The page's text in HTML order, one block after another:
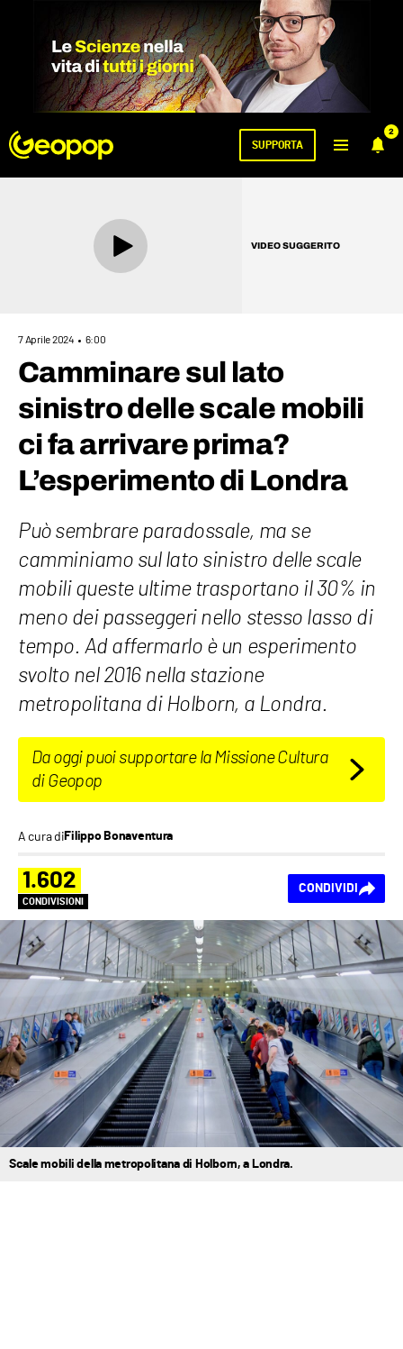
2
SUPPORTA
VIDEO SUGGERITO
7 Aprile 2024 6:00
Camminare sul lato
sinistro delle scale mobili
ci fa arrivare prima?
L’esperimento di Londra
Può sembrare paradossale, ma se
camminiamo sul lato sinistro delle scale
mobili queste ultime trasportano il 30% in
meno dei passeggeri nello stesso lasso di
tempo. Ad affermarlo è un esperimento
svolto nel 2016 nella stazione
metropolitana di Holborn, a Londra.
Da oggi puoi supportare la Missione Cultura
di Geopop
A cura diFilippo Bonaventura
1.602
CONDIVISIONI
CONDIVIDI
Scale mobili della metropolitana di Holborn, a Londra.